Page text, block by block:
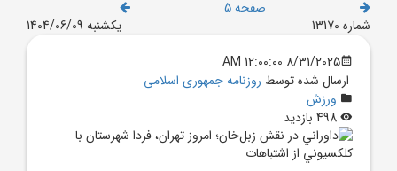
صفحه 5
شماره 13170
یکشنبه 1404/06/09
8/31/2025 12:00:00 AM
ارسال شده توسط روزنامه جمهوری اسلامی
ورزش